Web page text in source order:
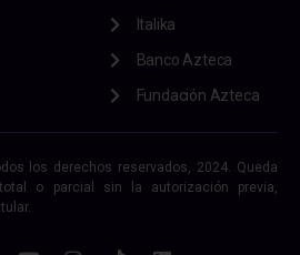
Italika
Banco Azteca
Fundación Azteca
los derechos reservados, 2024. Queda
o parcial sin la autorización previa,